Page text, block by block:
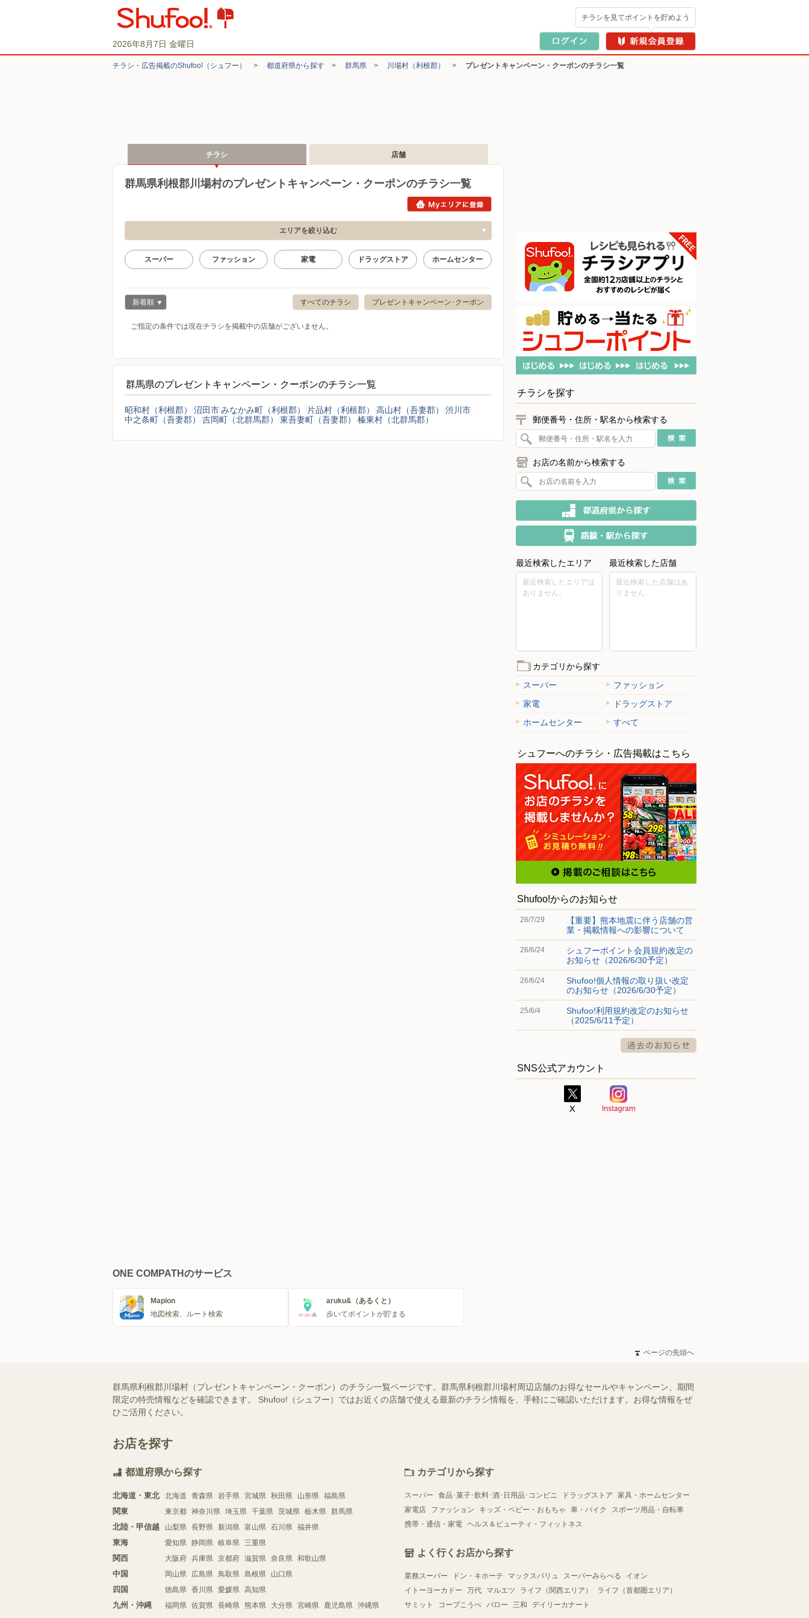
2026年8月7日 金曜日
チラシを見てポイントを貯めよう
チラシ・​広告掲載の​Shufoo!​（シュフー） > 都道府県から探す > 群馬県 > 川場村（利根郡） > プレゼントキャンペーン・クーポンのチラシ一覧
チラシ 店舗
群馬県利根郡川場村のプレゼントキャンペーン・クーポンのチラシ一覧
エリアを絞り込む
スーパー ファッション 家電 ドラッグストア ホームセンター
プレゼントキャンペーン･クーポン
すべてのチラシ
新着順
ご指定の条件では現在チラシを掲載中の店舗がございません。
群馬県のプレゼントキャンペーン・クーポンのチラシ一覧
昭和村（利根郡） 沼田市みなかみ町（利根郡） 片品村（利根郡） 高山村（吾妻郡）
渋川市
中之条町（吾妻郡）
吉岡町（北群馬郡） 東吾妻町（吾妻郡） 榛東村（北群馬郡）
チラシを探す
郵便番号・住所・駅名から検索する
お店の名前から検索する
最近検索したエリア
最近検索したエリアは
ありません。
最近検索した店舗
最近検索した店舗はあ
りません。
カテゴリから探す
スーパー
ファッション
家電
ドラッグストア
ホームセンター
すべて
シュフーへのチラシ・広告掲載はこちら
Shufoo!からのお知らせ
26/7/29
【重要】熊本地震に伴う店舗の営
業・掲載情報への影響について
26/6/24
シュフーポイント会員規約改定の
お知らせ（2026/6/30予定）
26/6/24
Shufoo!個人情報の取り扱い改定
のお知らせ（2026/6/30予定）
25/6/4
Shufoo!利用規約改定のお知らせ
（2025/6/11予定）
SNS公式アカウント
ONE COMPATHのサービス
Mapion
地図検索、ルート検索
aruku&（あるくと）
歩いてポイントが貯まる
ページの先頭へ
群馬県利根郡川場村（プレゼントキャンペーン・クーポン）のチラシ一覧ページです。群馬県利根郡川場村周辺店舗のお得なセールやキャンペーン、期間
限定の特売情報などを確認できます。 Shufoo!（シュフー）ではお近くの店舗で使える最新のチラシ情報を、手軽にご確認いただけます。お得な情報をぜ
ひご活用ください。
お店を探す
都道府県から探す
北海道・東北 北海道 青森県 岩手県 宮城県 秋田県 山形県 福島県
関東 東京都 神奈川県 埼玉県 千葉県 茨城県 栃木県 群馬県
北陸・甲信越 山梨県 長野県 新潟県 富山県 石川県 福井県
東海 愛知県 静岡県 岐阜県 三重県
関西 大阪府 兵庫県 京都府 滋賀県 奈良県 和歌山県
中国 岡山県 広島県 鳥取県 島根県 山口県
四国 徳島県 香川県 愛媛県 高知県
九州・沖縄 福岡県 佐賀県 長崎県 熊本県 大分県 宮崎県 鹿児島県 沖縄県
カテゴリから探す
スーパー 食品･菓子･飲料･酒･日用品･コンビニ ドラッグストア
家具・ホームセンター
家電店
ファッション キッズ・ベビー・おもちゃ 車・バイク
スポーツ用品・自転車
携帯・通信・家電 ヘルス＆ビューティ・フィットネス
よく行くお店から探す
業務スーパー ドン・キホーテ マックスバリュ スーパーみらべる
イオン
イトーヨーカドー
万代 マルエツ ライフ（関西エリア）
ライフ（首都圏エリア）
サミット
コープこうべ バロー 三和 デイリーカナート